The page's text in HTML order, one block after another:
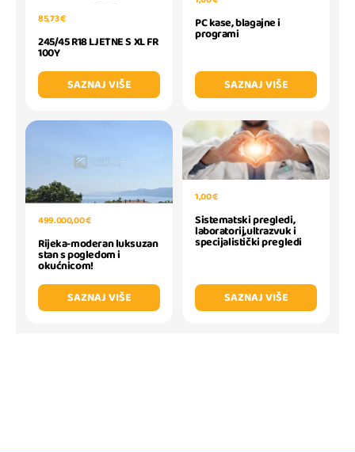
85,73 €
245/45 R18 LJETNE S XL FR
100Y
SAZNAJ VIŠE
PC kase, blagajne i
programi
SAZNAJ VIŠE
499.000,00 €
Rijeka-moderan luksuzan
stan s pogledom i
okućnicom!
SAZNAJ VIŠE
1,00 €
Sistematski pregledi,
laboratorij,ultrazvuk i
specijalistički pregledi
SAZNAJ VIŠE